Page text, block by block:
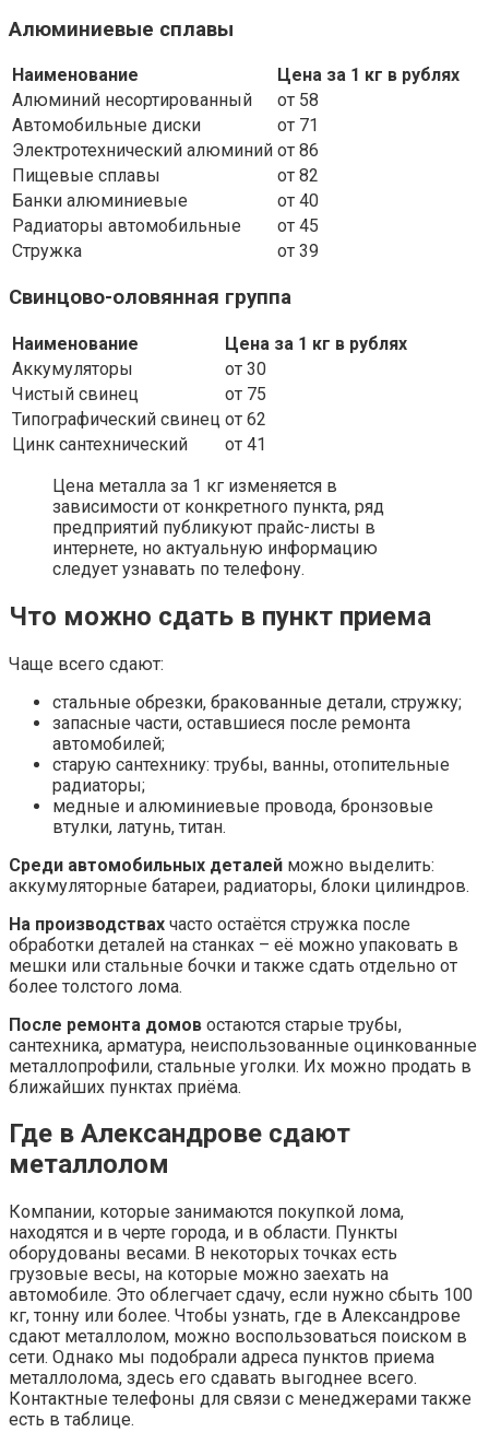
Алюминиевые сплавы
Наименование
Цена за 1 кг в рублях
Алюминий несортированный
от 58
Автомобильные диски
от 71
Электротехнический алюминий от 86
Пищевые сплавы
от 82
Банки алюминиевые
от 40
Радиаторы автомобильные
от 45
Стружка
от 39
Свинцово-оловянная группа
Наименование
Цена за 1 кг в рублях
Аккумуляторы
от 30
Чистый свинец
от 75
Типографический свинец от 62
Цинк сантехнический
от 41
Цена металла за 1 кг изменяется в
зависимости от конкретного пункта, ряд
предприятий публикуют прайс-листы в
интернете, но актуальную информацию
следует узнавать по телефону.
Что можно сдать в пункт приема
Чаще всего сдают:
стальные обрезки, бракованные детали, стружку;
запасные части, оставшиеся после ремонта
автомобилей;
старую сантехнику: трубы, ванны, отопительные
радиаторы;
медные и алюминиевые провода, бронзовые
втулки, латунь, титан.
Среди автомобильных деталей можно выделить:
аккумуляторные батареи, радиаторы, блоки цилиндров.
На производствах часто остаётся стружка после
обработки деталей на станках – её можно упаковать в
мешки или стальные бочки и также сдать отдельно от
более толстого лома.
После ремонта домов остаются старые трубы,
сантехника, арматура, неиспользованные оцинкованные
металлопрофили, стальные уголки. Их можно продать в
ближайших пунктах приёма.
Где в Александрове сдают
металлолом
Компании, которые занимаются покупкой лома,
находятся и в черте города, и в области. Пункты
оборудованы весами. В некоторых точках есть
грузовые весы, на которые можно заехать на
автомобиле. Это облегчает сдачу, если нужно сбыть 100
кг, тонну или более. Чтобы узнать, где в Александрове
сдают металлолом, можно воспользоваться поиском в
сети. Однако мы подобрали адреса пунктов приема
металлолома, здесь его сдавать выгоднее всего.
Контактные телефоны для связи с менеджерами также
есть в таблице.